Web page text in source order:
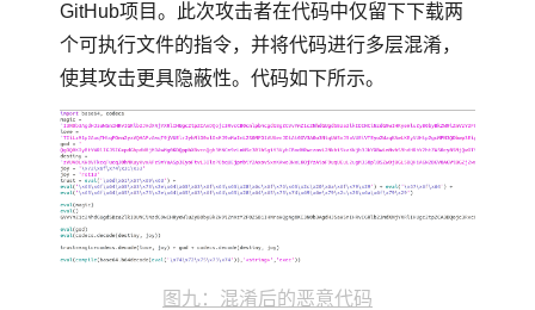
GitHub项目。此次攻击者在代码中仅留下下载两
个可执行文件的指令，并将代码进行多层混淆，
使其攻击更具隐蔽性。代码如下所示。
图九：混淆后的恶意代码